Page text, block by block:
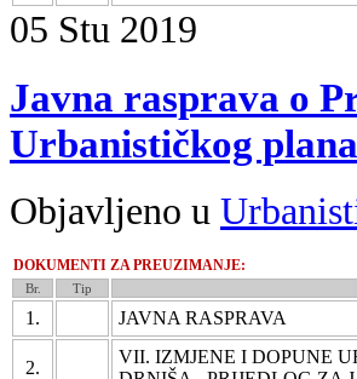
05 Stu 2019
Javna rasprava o
Urbanističkog
Objavljeno u
DOKUMENTI ZA PREUZIMANJE:
Br. Tip
1. JAVNA RASPRAVA
2.
VII. IZMJENE I DOPUNE